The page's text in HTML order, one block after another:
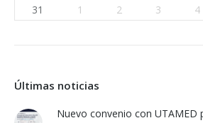
31
1 2 3 4
Últimas noticias
Nuevo convenio con UTAMED